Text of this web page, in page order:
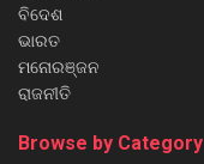
ବିଦେଶ
ଭାରତ
ମନୋରଞ୍ଜନ
ରାଜନୀତି
Browse by Category